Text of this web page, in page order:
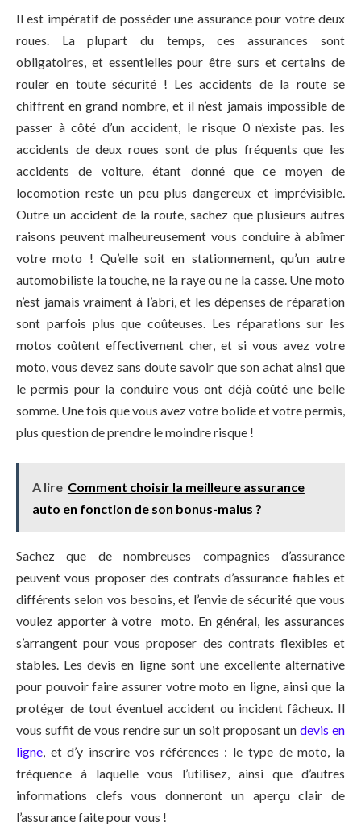
Il est impératif de posséder une assurance pour votre deux
roues. La plupart du temps, ces assurances sont
obligatoires, et essentielles pour être surs et certains de
rouler en toute sécurité ! Les accidents de la route se
chiffrent en grand nombre, et il n’est jamais impossible de
passer à côté d’un accident, le risque 0 n’existe pas. les
accidents de deux roues sont de plus fréquents que les
accidents de voiture, étant donné que ce moyen de
locomotion reste un peu plus dangereux et imprévisible.
Outre un accident de la route, sachez que plusieurs autres
raisons peuvent malheureusement vous conduire à abîmer
votre moto ! Qu’elle soit en stationnement, qu’un autre
automobiliste la touche, ne la raye ou ne la casse. Une moto
n’est jamais vraiment à l’abri, et les dépenses de réparation
sont parfois plus que coûteuses. Les réparations sur les
motos coûtent effectivement cher, et si vous avez votre
moto, vous devez sans doute savoir que son achat ainsi que
le permis pour la conduire vous ont déjà coûté une belle
somme. Une fois que vous avez votre bolide et votre permis,
plus question de prendre le moindre risque !
A lire Comment choisir la meilleure assurance
auto en fonction de son bonus-malus ?
Sachez que de nombreuses compagnies d’assurance
peuvent vous proposer des contrats d’assurance fiables et
différents selon vos besoins, et l’envie de sécurité que vous
voulez apporter à votre moto. En général, les assurances
s’arrangent pour vous proposer des contrats flexibles et
stables. Les devis en ligne sont une excellente alternative
pour pouvoir faire assurer votre moto en ligne, ainsi que la
protéger de tout éventuel accident ou incident fâcheux. Il
vous suffit de vous rendre sur un soit proposant un devis en
ligne, et d’y inscrire vos références : le type de moto, la
fréquence à laquelle vous l’utilisez, ainsi que d’autres
informations clefs vous donneront un aperçu clair de
l’assurance faite pour vous !